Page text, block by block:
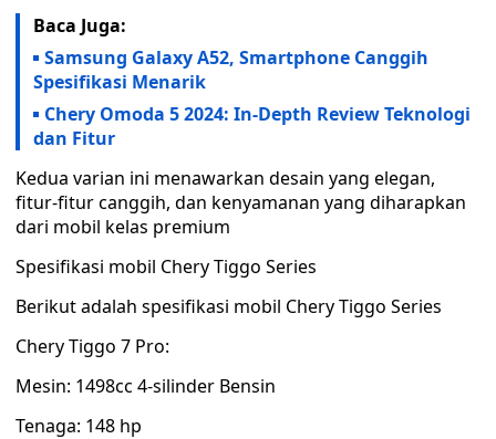
Baca Juga:
Samsung Galaxy A52, Smartphone Canggih
Spesifikasi Menarik
Chery Omoda 5 2024: In-Depth Review Teknologi
dan Fitur
Kedua varian ini menawarkan desain yang elegan,
fitur-fitur canggih, dan kenyamanan yang diharapkan
dari mobil kelas premium
Spesifikasi mobil Chery Tiggo Series
Berikut adalah spesifikasi mobil Chery Tiggo Series
Chery Tiggo 7 Pro:
Mesin: 1498cc 4-silinder Bensin
Tenaga: 148 hp